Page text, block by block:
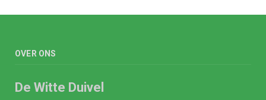
OVER ONS
De Witte Duivel